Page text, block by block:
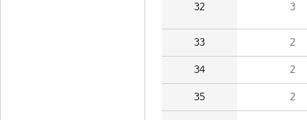
32 3
33 2
34 2
35 2